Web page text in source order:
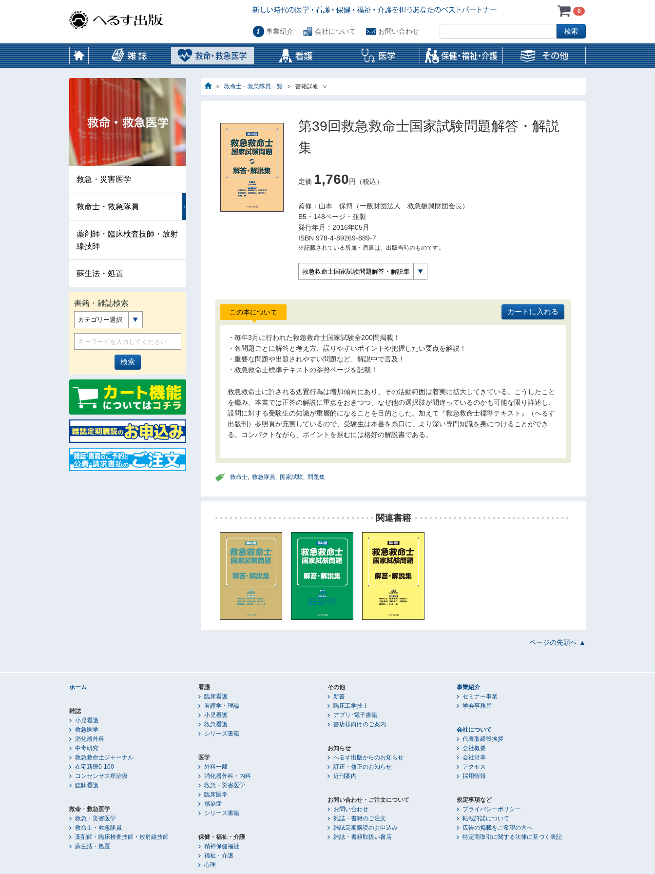
0
事業紹介 会社について お問い合わせ
救命士・救急隊員一覧 書籍詳細
第39回救急救命士国家試験問題解答・解説
集
定価 1,760円（税込）
監修：山本 保博（一般財団法人 救急振興財団会長）
B5・148ページ・並製
発行年月：2016年05月
ISBN 978-4-89269-889-7
※記載されている所属・肩書は、出版当時のものです。
救急救命士国家試験問題解答・解説集
この本について
・毎年3月に行われた救急救命士国家試験全200問掲載！
・各問題ごとに解答と考え方、誤りやすいポイントや把握したい要点を解説！
・重要な問題や出題されやすい問題など、解説中で言及！
・救急救命士標準テキストの参照ページを記載！
救急救命士に許される処置行為は増加傾向にあり、その活動範囲は着実に拡大してきている。こうしたこと
を鑑み、本書では正答の解説に重点をおきつつ、なぜ他の選択肢が間違っているのかも可能な限り詳述し、
設問に対する受験生の知識が重層的になることを目的とした。加えて『救急救命士標準テキスト』（へるす
出版刊）参照頁が充実しているので、受験生は本書を糸口に、より深い専門知識を身につけることができ
る。コンパクトながら、ポイントを掴むには格好の解説書である。
救命士, 救急隊員, 国家試験, 問題集
関連書籍
救急・災害医学
救命士・救急隊員
薬剤師・臨床検査技師・放射
線技師
蘇生法・処置
書籍・雑誌検索
カテゴリー選択
ページの先頭へ ▲
ホーム
雑誌
小児看護
救急医学
消化器外科
中毒研究
救急救命士ジャーナル
在宅新療0-100
コンセンサス癌治療
臨牀看護
救命・救急医学
救急・災害医学
救命士・救急隊員
薬剤師・臨床検査技師・放射線技師
蘇生法・処置
看護
臨床看護
看護学・理論
小児看護
救急看護
シリーズ書籍
医学
外科一般
消化器外科・内科
救急・災害医学
臨床医学
感染症
シリーズ書籍
保健・福祉・介護
精神保健福祉
福祉・介護
心理
その他
新書
臨床工学技士
アプリ･電子書籍
書店様向けのご案内
お知らせ
へるす出版からのお知らせ
訂正・修正のお知らせ
近刊案内
お問い合わせ・ご注文について
お問い合わせ
雑誌・書籍のご注文
雑誌定期購読のお申込み
雑誌・書籍取扱い書店
事業紹介
セミナー事業
学会事務局
会社について
代表取締役挨拶
会社概要
会社沿革
アクセス
採用情報
規定事項など
プライバシーポリシー
転載許諾について
広告の掲載をご希望の方へ
特定商取引に関する法律に基づく表記